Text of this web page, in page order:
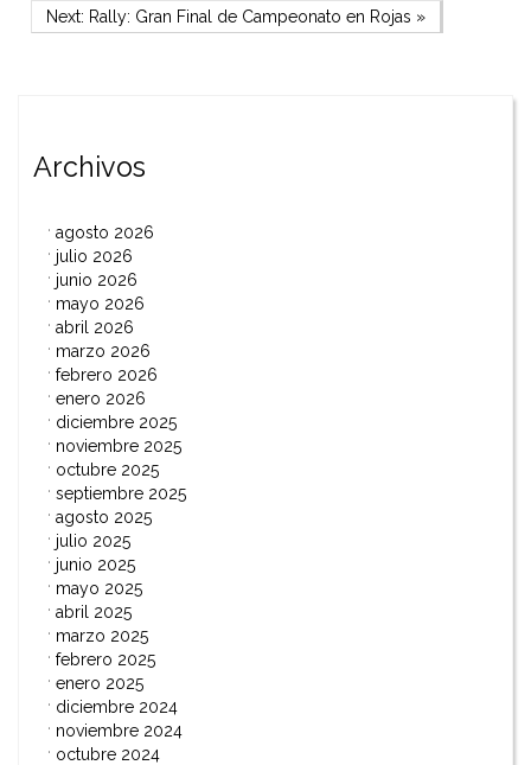
de
Next Post
Next: Rally: Gran Final de Campeonato en Rojas »
Archivos
agosto 2026
julio 2026
junio 2026
mayo 2026
abril 2026
marzo 2026
febrero 2026
enero 2026
diciembre 2025
noviembre 2025
octubre 2025
septiembre 2025
agosto 2025
julio 2025
junio 2025
mayo 2025
abril 2025
marzo 2025
febrero 2025
enero 2025
diciembre 2024
noviembre 2024
octubre 2024